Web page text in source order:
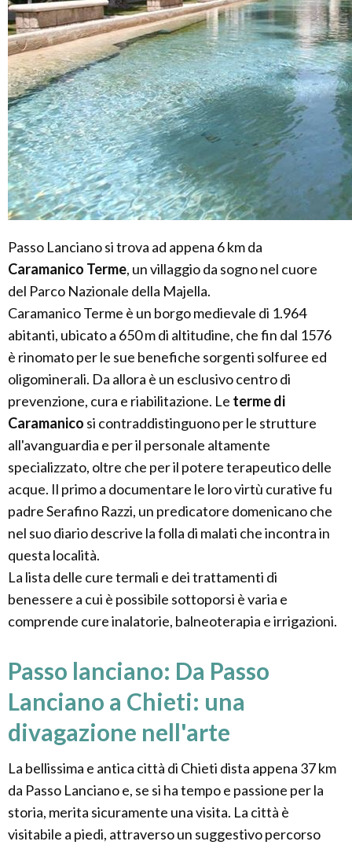
Passo Lanciano si trova ad appena 6 km da
Caramanico Terme, un villaggio da sogno nel cuore
del Parco Nazionale della Majella.
Caramanico Terme è un borgo medievale di 1.964
abitanti, ubicato a 650 m di altitudine, che fin dal 1576
è rinomato per le sue benefiche sorgenti solfuree ed
oligominerali. Da allora è un esclusivo centro di
prevenzione, cura e riabilitazione. Le terme di
Caramanico si contraddistinguono per le strutture
all'avanguardia e per il personale altamente
specializzato, oltre che per il potere terapeutico delle
acque. Il primo a documentare le loro virtù curative fu
padre Serafino Razzi, un predicatore domenicano che
nel suo diario descrive la folla di malati che incontra in
questa località.
La lista delle cure termali e dei trattamenti di
benessere a cui è possibile sottoporsi è varia e
comprende cure inalatorie, balneoterapia e irrigazioni.
Passo lanciano: Da Passo
Lanciano a Chieti: una
divagazione nell'arte
La bellissima e antica città di Chieti dista appena 37 km
da Passo Lanciano e, se si ha tempo e passione per la
storia, merita sicuramente una visita. La città è
visitabile a piedi, attraverso un suggestivo percorso